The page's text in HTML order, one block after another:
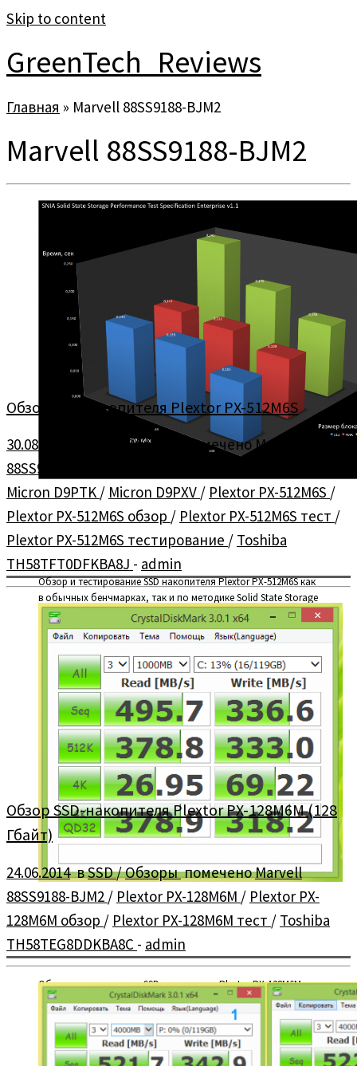
Skip to content
GreenTech_Reviews
Главная » Marvell 88SS9188-BJM2
Marvell 88SS9188-BJM2
Обзор и тестирование SSD накопителя Plextor PX-512M6S как
в обычных бенчмарках, так и по методике Solid State Storage
[…]
Обзор SSD накопителя Plextor PX-512M6S
30.08.2014 Обзоры помеченоMarvell
88SS9188-BJM2
Micron D9PTK / Micron D9PXV / Plextor PX-512M6S /
Plextor PX-512M6S обзор / Plextor PX-512M6S тест /
Plextor PX-512M6S тестирование / Toshiba
TH58TFT0DFKBA8J - admin
Обзор и тестирование SSD-накопителя Plextor PX-128M6M
(128 Гбайт).
Обзор SSD-накопителя Plextor PX-128M6M (128
Гбайт)
24.06.2014вSSD/ОбзорыпомеченоMarvell
88SS9188-BJM2 / Plextor PX-128M6M / Plextor PX-
128M6M обзор / Plextor PX-128M6M тест / Toshiba
TH58TEG8DDKBA8C - admin